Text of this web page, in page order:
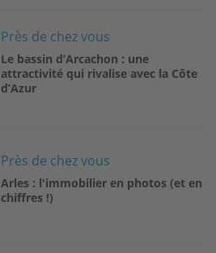
Près de chez vous
Le bassin d’Arcachon : une
attractivité qui rivalise avec la Côte
d’Azur
Près de chez vous
Arles : l'immobilier en photos (et en
chiffres !)